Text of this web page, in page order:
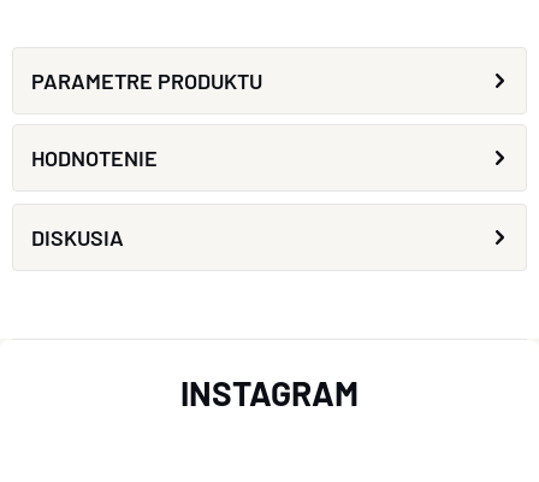
PARAMETRE PRODUKTU
HODNOTENIE
DISKUSIA
INSTAGRAM